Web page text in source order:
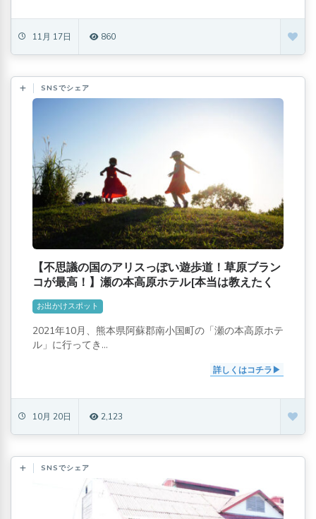
11月 17日 860
SNSでシェア
【不思議の国のアリスっぽい遊歩道！草原ブラン
コが最高！】瀬の本高原ホテル[本当は教えたく
ない。。。]
お出かけスポット
2021年10月、熊本県阿蘇郡南小国町の「瀬の本高原ホテ
ル」に行ってき...
詳しくはコチラ
10月 20日 2,123
SNSでシェア